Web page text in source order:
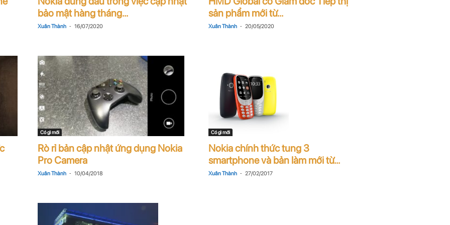
bảo mật hàng tháng...
Xuân Thành - 16/07/2020
sản phẩm mới từ...
Xuân Thành - 20/05/2020
Có gì mới
Rò rỉ bản cập nhật ứng dụng Nokia
Pro Camera
Xuân Thành - 10/04/2018
Có gì mới
Nokia chính thức tung 3
smartphone và bản làm mới từ...
Xuân Thành - 27/02/2017